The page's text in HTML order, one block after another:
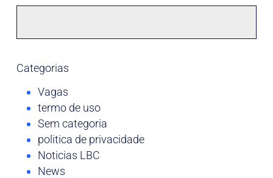
Categorias
Vagas
termo de uso
Sem categoria
politica de privacidade
Noticias LBC
News